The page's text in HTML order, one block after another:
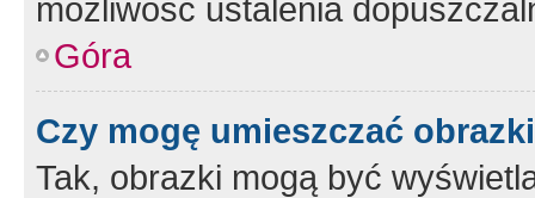
możliwość ustalenia
Góra
Czy mogę umieszczać
Tak, obrazki mogą być